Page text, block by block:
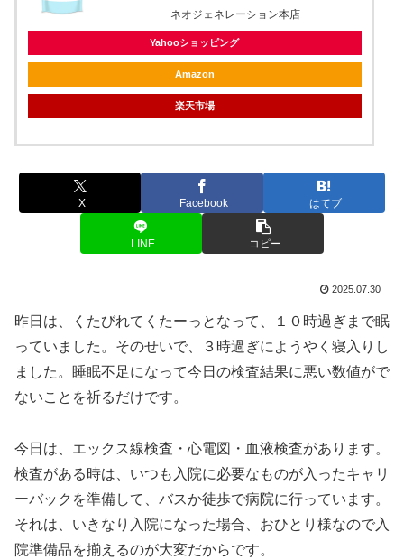
ネオジェネレーション本店
Yahooショッピング
Amazon
楽天市場
X Facebook はてブ
LINE コピー
2025.07.30
昨日は、くたびれてくたーっとなって、１０時過ぎまで眠
っていました。そのせいで、３時過ぎにようやく寝入りし
ました。睡眠不足になって今日の検査結果に悪い数値がで
ないことを祈るだけです。
今日は、エックス線検査・心電図・血液検査があります。
検査がある時は、いつも入院に必要なものが入ったキャリ
ーバックを準備して、バスか徒歩で病院に行っています。
それは、いきなり入院になった場合、おひとり様なので入
院準備品を揃えるのが大変だからです。